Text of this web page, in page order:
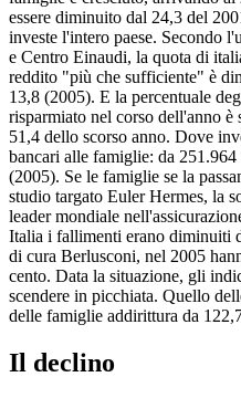
essere diminuito dal 24,3 del
investe l'intero paese. Secondo
e Centro Einaudi, la quota di
reddito "più che sufficiente" è
13,8 (2005). E la percentuale
risparmiato nel corso dell'anno è
51,4 dello scorso anno. Dove
bancari alle famiglie: da
(2005). Se le famiglie se la
studio targato Euler Hermes, la
leader mondiale
Italia i fallimenti erano diminuiti
di cura Berlusconi, nel 2005
cento. Data la situazione, gli
scendere in picchiata. Quello
delle famiglie addirittura da
Il declino